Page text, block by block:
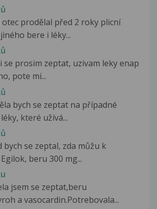
prodělal před 2 roky plicní
bere i léky...
se prosim zeptat, uzivam leky enap
pote mi...
bych se zeptat na případné
které užívá...
bych se zeptal, zda můžu k
beru 300 mg...
jsem se zeptat,beru
a vasocardin.Potrebovala...